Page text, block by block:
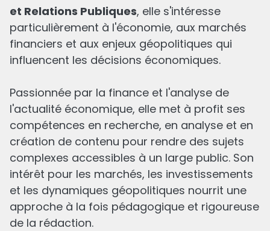
et Relations Publiques, elle s'intéresse
particulièrement à l'économie, aux marchés
financiers et aux enjeux géopolitiques qui
influencent les décisions économiques.
Passionnée par la finance et l'analyse de
l'actualité économique, elle met à profit ses
compétences en recherche, en analyse et en
création de contenu pour rendre des sujets
complexes accessibles à un large public. Son
intérêt pour les marchés, les investissements
et les dynamiques géopolitiques nourrit une
approche à la fois pédagogique et rigoureuse
de la rédaction.
Compte rémunéré Trade Republic : 3 % brut
par an, notre avis 2026
Écrit
27 JUIL., 2026 14 min lecture